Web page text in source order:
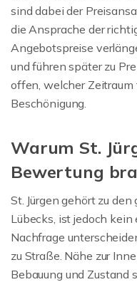
sind dabei der
die Ansprache der
Angebotspreise
und führen später zu
offen, welcher Zeitraum
Beschönigung.
Warum St.
Bewertung
St. Jürgen gehört zu
Lübecks, ist jedoch
Nachfrage
zu Straße. Nähe zur
Bebauung und Zustand